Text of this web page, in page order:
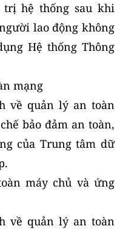
trị hệ thống sau khi
lao động không
Hệ thống Thông
mạng
về quản lý an toàn
bảo đảm an toàn,
của Trung tâm dữ
máy chủ và ứng
về quản lý an toàn